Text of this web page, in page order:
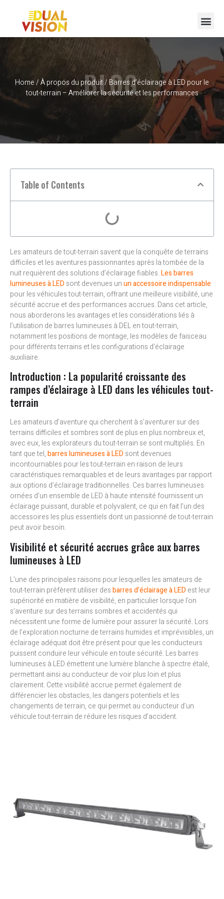
Home/À propos du produit/ Barres d’éclairage à LED pour le
tout-terrain – Améliorer la sécurité et les performances
BLOG
Table of Contents
Les amateurs de tout-terrain savent que la conquête de terrains
difficiles et les aventures passionnantes après la tombée de la
nuit requièrent des solutions d’éclairage fiables.Les barres
lumineuses à LED sont devenues unun accessoire indispensable
pour les véhicules tout-terrain, offrant une meilleure visibilité, une
sécurité accrue et des performances accrues. Dans cet article,
nous aborderons les avantages et les considérations liés à
l’utilisation de barres lumineuses à DEL en tout-terrain,
notamment les positions de montage, les modèles de faisceau
pour différents terrains et les configurations d’éclairage
auxiliaire.
Introduction : La popularité croissante des
rampes d’éclairage à LED dans les véhicules tout-
terrain
Les amateurs d’aventure qui cherchent à s’aventurer sur des
terrains difficiles et sombres sont de plus en plus nombreux et,
avec eux, les explorateurs du tout-terrain se sont multipliés. En
tant que tel,barres lumineuses à LED sont devenues
incontournables pour les tout-terrain en raison de leurs
caractéristiques remarquables et de leurs avantages par rapport
aux options d’éclairage traditionnelles. Ces barres lumineuses
ornées d’un ensemble de LED à haute intensité fournissent un
éclairage puissant, durable et polyvalent, ce qui en fait l’un des
accessoires les plus essentiels dont un passionné de tout-terrain
peut avoir besoin.
Visibilité et sécurité accrues grâce aux barres
lumineuses à LED
L’une des principales raisons pour lesquelles les amateurs de
tout-terrain préfèrent utiliser desbarres d’éclairage à LED est leur
supériorité en matière de visibilité, en particulier lorsque l’on
s’aventure sur des terrains sombres et accidentés qui
nécessitent une forme de lumière pour assurer la sécurité. Lors
de l’exploration nocturne de terrains humides et imprévisibles, un
éclairage adéquat doit être présent pour que les conducteurs
puissent conduire leur véhicule en toute sécurité. Les barres
lumineuses à LED émettent une lumière blanche à spectre étalé,
permettant ainsi au conducteur de voir plus loin et plus
clairement. Cette visibilité accrue permet également de
différencier les obstacles, les dangers potentiels et les
changements de terrain, ce qui permet au conducteur d’un
véhicule tout-terrain de réduire les risques d’accident.